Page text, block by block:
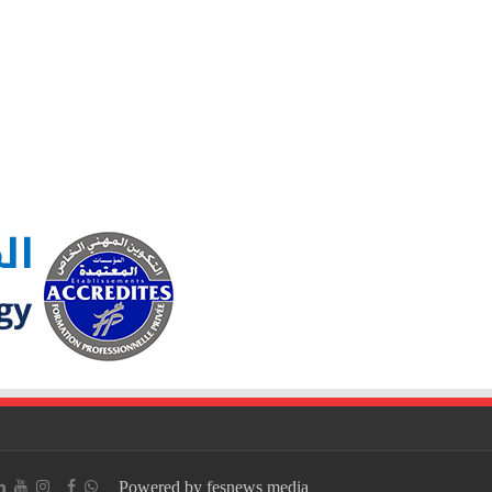
Powered by fesnews media